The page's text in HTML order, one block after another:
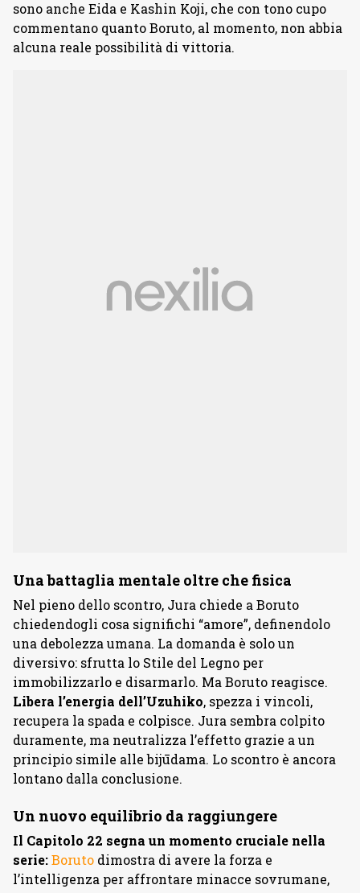
sono anche Eida e Kashin Koji, che con tono cupo
commentano quanto Boruto, al momento, non abbia
alcuna reale possibilità di vittoria.
Una battaglia mentale oltre che fisica
Nel pieno dello scontro, Jura chiede a Boruto
chiedendogli cosa significhi “amore”, definendolo
una debolezza umana. La domanda è solo un
diversivo: sfrutta lo Stile del Legno per
immobilizzarlo e disarmarlo. Ma Boruto reagisce.
Libera l’energia dell’Uzuhiko, spezza i vincoli,
recupera la spada e colpisce. Jura sembra colpito
duramente, ma neutralizza l’effetto grazie a un
principio simile alle bijūdama. Lo scontro è ancora
lontano dalla conclusione.
Un nuovo equilibrio da raggiungere
Il Capitolo 22 segna un momento cruciale nella
serie:Boruto dimostra di avere la forza e
l’intelligenza per affrontare minacce sovrumane,